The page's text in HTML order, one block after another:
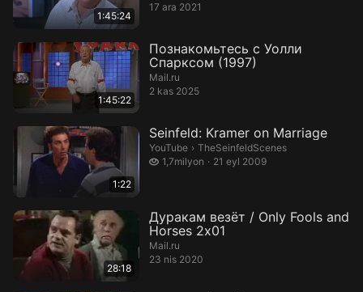
1:45:24
17 ara 2021
1:45:22
Познакомьтесь с Уолли
Спарксом (1997)
Mail.ru
2 kas 2025
1:22
Seinfeld: Kramer on Marriage
YouTube › TheSeinfeldScenes.
TheSeinfeldScenes
1,7milyon
1,7 milyon izleme21 eyl 2009
28:18
Дуракам везёт / Only Fools and
Horses 2х01
Mail.ru
23 nis 2020